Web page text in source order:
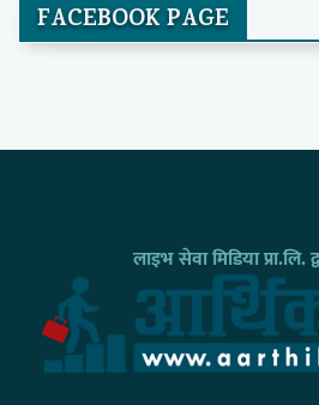
FACEBOOK PAGE
लाइभ सेवा मिडिया प्रा.लि.